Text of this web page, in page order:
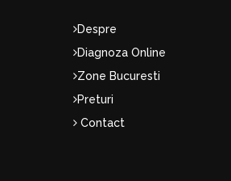
Despre
Diagnoza Online
Zone Bucuresti
Preturi
Contact